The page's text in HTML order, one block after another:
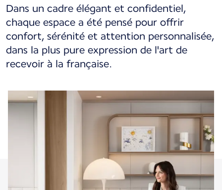
Dans un cadre élégant et confidentiel,
chaque espace a été pensé pour offrir
confort, sérénité et attention personnalisée,
dans la plus pure expression de l'art de
recevoir à la française.